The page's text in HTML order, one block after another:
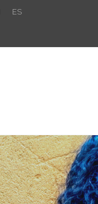
ES